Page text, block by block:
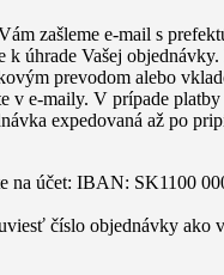
zašleme e-mail s
k úhrade Vašej objednávky.
prevodom alebo
v e-maily. V prípade platby
expedovaná až po
na účet: IBAN: SK1100
číslo objednávky ako